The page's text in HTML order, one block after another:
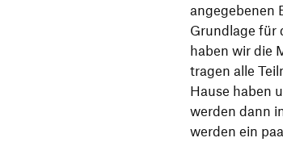
angegebenen
Grundlage für
haben wir die
tragen alle
Hause haben
werden dann
werden ein